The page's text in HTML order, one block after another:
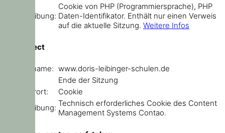
Beschreibung:
Cookie von PHP (Programmiersprache), PHP
Daten-Identifikator. Enthält nur einen Verweis
auf die aktuelle Sitzung. Weitere Infos
sf_redirect
Domainname: www.doris-leibinger-schulen.de
Ende der Sitzung
Speicherort:
Cookie
Beschreibung: Technisch erforderliches Cookie des Content
Management Systems Contao.